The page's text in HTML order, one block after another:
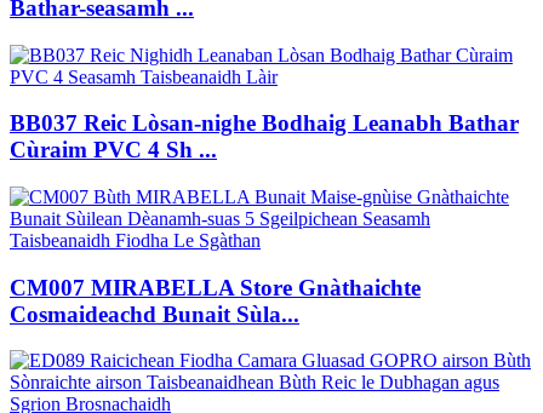
Bathar-seasamh ...
BB037 Reic Lòsan-nighe Bodhaig Leanabh Bathar
Cùraim PVC 4 Sh ...
CM007 MIRABELLA Store Gnàthaichte
Cosmaideachd Bunait Sùla...